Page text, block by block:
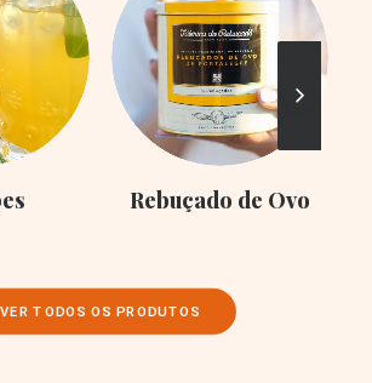
Rebuçado de Ovo
VER TODOS OS PRODUTOS